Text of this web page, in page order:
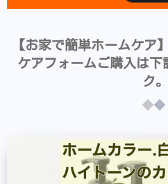
【お家で簡単ホームケ
ケアフォームご購入は下
ク。